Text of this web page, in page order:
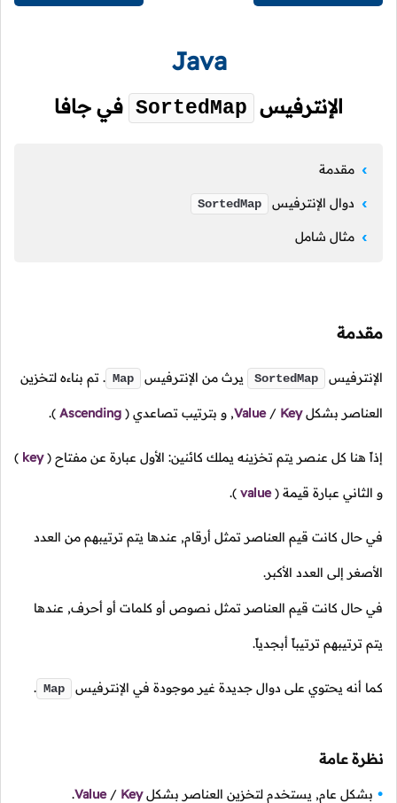
Java
الإنترفيس SortedMap في جافا
مقدمة
دوال الإنترفيس SortedMap
مثال شامل
مقدمة
الإنترفيس SortedMap يرث من الإنترفيس Map . تم بناءه لتخزين
العناصر بشكلKey
/
Value, و بترتيب تصاعدي (
Ascending
).
إذاً هنا كل عنصر يتم تخزينه يملك كائنين: الأول عبارة عن مفتاح (
key
)
و الثاني عبارة قيمة (
value
).
في حال كانت قيم العناصر تمثل أرقام, عندها يتم ترتيبهم من العدد
الأصغر إلى العدد الأكبر.
في حال كانت قيم العناصر تمثل نصوص أو كلمات أو أحرف, عندها
يتم ترتيبهم ترتيباً أبجدياً.
كما أنه يحتوي على دوال جديدة غير موجودة في الإنترفيس Map
.
نظرة عامة
بشكل عام, يستخدم لتخزين العناصر بشكلKey
/
Value
.